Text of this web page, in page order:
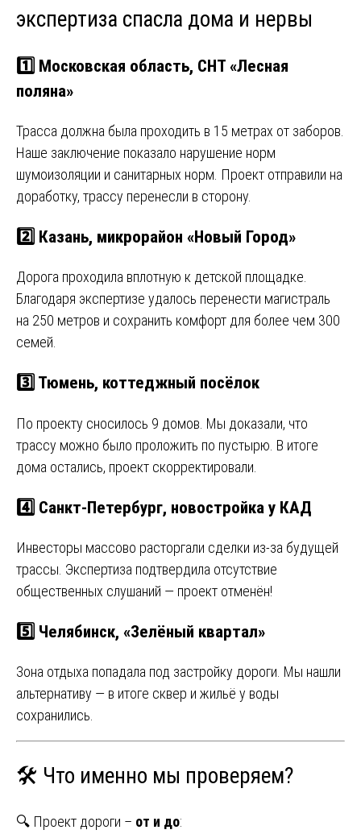
экспертиза спасла дома и нервы
1️⃣ Московская область, СНТ «Лесная
поляна»
Трасса должна была проходить в 15 метрах от заборов.
Наше заключение показало нарушение норм
шумоизоляции и санитарных норм. Проект отправили на
доработку, трассу перенесли в сторону.
2️⃣ Казань, микрорайон «Новый Город»
Дорога проходила вплотную к детской площадке.
Благодаря экспертизе удалось перенести магистраль
на 250 метров и сохранить комфорт для более чем 300
семей.
3️⃣ Тюмень, коттеджный посёлок
По проекту сносилось 9 домов. Мы доказали, что
трассу можно было проложить по пустырю. В итоге
дома остались, проект скорректировали.
4️⃣ Санкт-Петербург, новостройка у КАД
Инвесторы массово расторгали сделки из-за будущей
трассы. Экспертиза подтвердила отсутствие
общественных слушаний — проект отменён!
5️⃣ Челябинск, «Зелёный квартал»
Зона отдыха попадала под застройку дороги. Мы нашли
альтернативу — в итоге сквер и жильё у воды
сохранились.
🛠️ Что именно мы проверяем?
🔍 Проект дороги – от и до: